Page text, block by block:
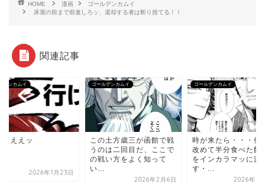
HOME 漫画
ゴールデンカムイ
床屋の前まで前進しろッ、退却する者は斬り捨てる！！
関連記事
デンカムイ
えええッ
2026年1月23日
ゴールデンカムイ
この土方歳三が函館で戦
うのは二回目だ、ここで
の戦い方をよく知って
い...
2026年2月6日
ゴールデンカムイ
時が来たら・・・俺
改めて半分食べた飯
をインカラマッに渡
す・...
2026年1